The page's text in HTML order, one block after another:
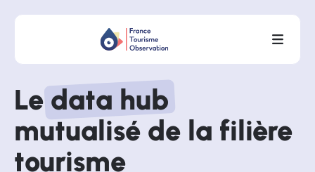
Ledata hub
mutualisé de la filière
tourisme